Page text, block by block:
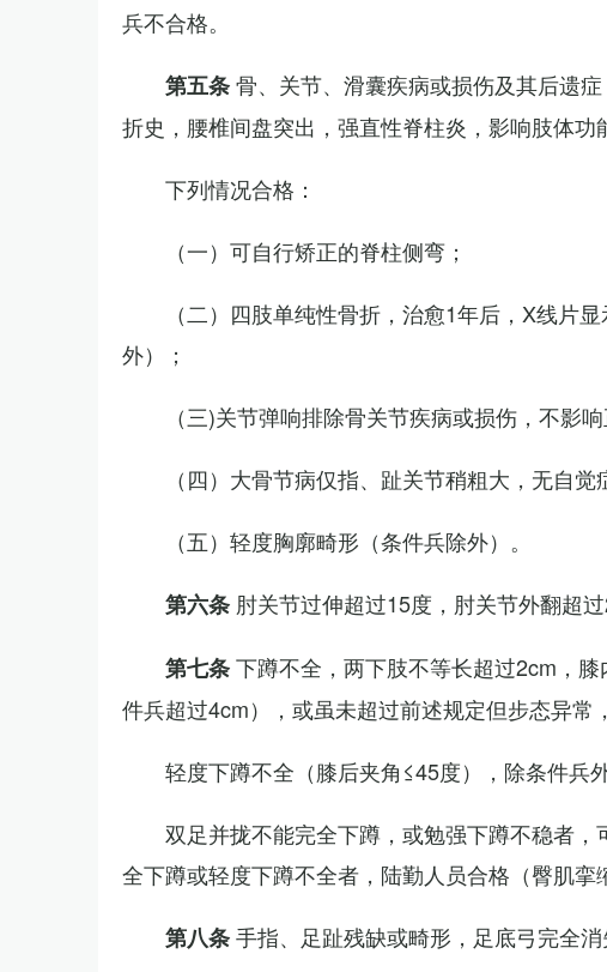
兵不合格。
第五条骨、关节、滑囊疾病或损伤及其后遗
折史，腰椎间盘突出，强直性脊柱炎，影响肢体功
下列情况合格：
（一）可自行矫正的脊柱侧弯；
（二）四肢单纯性骨折，治愈1年后，X线片
外）；
（三)关节弹响排除骨关节疾病或损伤，不影
（四）大骨节病仅指、趾关节稍粗大，无自
（五）轻度胸廓畸形（条件兵除外）。
第六条 肘关节过伸超过15度，肘关节外翻超
第七条下蹲不全，两下肢不等长超过2cm，
件兵超过4cm），或虽未超过前述规定但步态异常
轻度下蹲不全（膝后夹角≤45度），除条件兵外
双足并拢不能完全下蹲，或勉强下蹲不稳者
全下蹲或轻度下蹲不全者，陆勤人员合格（臀肌挛
第八条手指、足趾残缺或畸形，足底弓完全